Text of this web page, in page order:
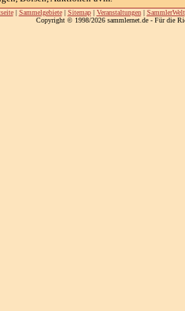
| Sammelgebiete| Sitemap| Veranstaltungen| SammlerWelt
Copyright © 1998/2026 sammlernet.de - Für die